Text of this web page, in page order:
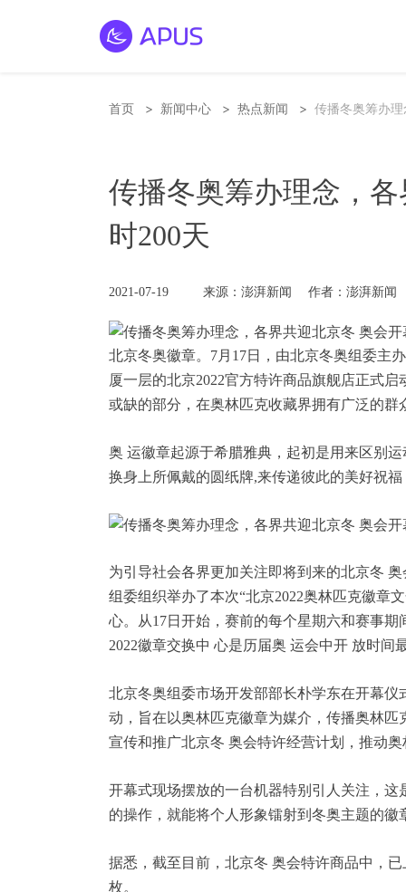
首页 > 新闻中心 > 热点新闻 > 传播冬奥筹办
传播冬奥筹办理念，
时200天
2021-07-19 来源：澎湃新闻 作者：澎湃新闻
北京冬奥徽章。7月17日，由北京冬奥组委主
厦一层的北京2022官方特许商品旗舰店正式
或缺的部分，在奥林匹克收藏界拥有广泛的群
奥 运徽章起源于希腊雅典，起初是用来区别
换身上所佩戴的圆纸牌,来传递彼此的美好祝
为引导社会各界更加关注即将到来的北京冬
组委组织举办了本次“北京2022奥林匹克徽章
心。从17日开始，赛前的每个星期六和赛事
2022徽章交换中 心是历届奥 运会中开 放时
北京冬奥组委市场开发部部长朴学东在开幕
动，旨在以奥林匹克徽章为媒介，传播奥林
宣传和推广北京冬 奥会特许经营计划，推动
开幕式现场摆放的一台机器特别引人关注，
的操作，就能将个人形象镭射到冬奥主题的徽
据悉，截至目前，北京冬 奥会特许商品中，
枚。